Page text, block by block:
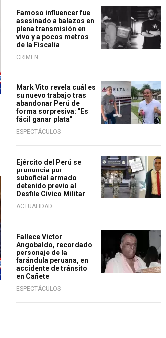
Famoso influencer fue
asesinado a balazos en
plena transmisión en
vivo y a pocos metros
de la Fiscalía
CRIMEN
Mark Vito revela cuál es
su nuevo trabajo tras
abandonar Perú de
forma sorpresiva: "Es
fácil ganar plata"
ESPECTÁCULOS
Ejército del Perú se
pronuncia por
suboficial armado
detenido previo al
Desfile Cívico Militar
ACTUALIDAD
Fallece Víctor
Angobaldo, recordado
personaje de la
farándula peruana, en
accidente de tránsito
en Cañete
ESPECTÁCULOS